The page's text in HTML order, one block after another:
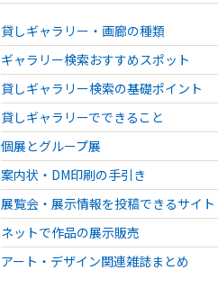
貸しギャラリー・画廊の種類
ギャラリー検索おすすめスポット
貸しギャラリー検索の基礎ポイント
貸しギャラリーでできること
個展とグループ展
案内状・DM印刷の手引き
展覧会・展示情報を投稿できるサイト
ネットで作品の展示販売
アート・デザイン関連雑誌まとめ